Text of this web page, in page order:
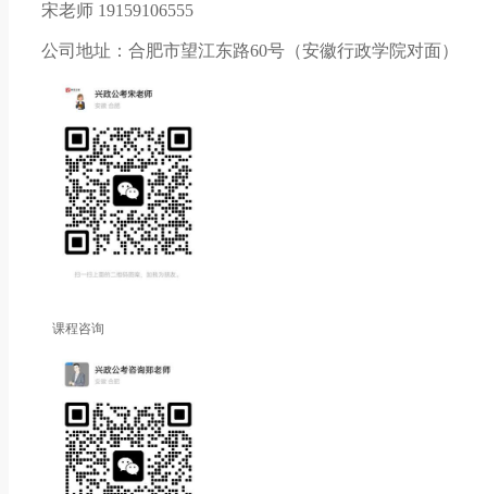
宋老师 19159106555
公司地址：合肥市望江东路60号（安徽行政学院对面）
课程咨询